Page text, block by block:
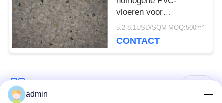
vloeren voor
commerciële en
5.2-8.1USD/SQM MOQ:500m²
CONTACT
populaire categorieën
admin